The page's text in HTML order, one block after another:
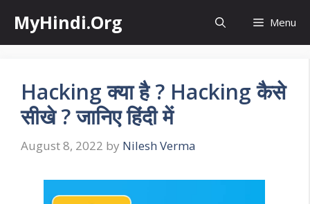
content
MyHindi.Org Menu
Hacking क्या है ? Hacking कैसे
सीखे ? जानिए हिंदी में
August 8, 2022 by Nilesh Verma